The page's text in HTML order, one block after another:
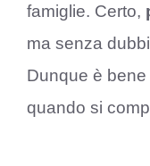
famiglie. Certo,
ma senza
Dunque è
quando si